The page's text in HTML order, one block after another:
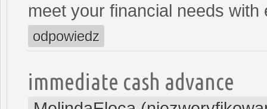
meet your financial needs with
odpowiedz
immediate cash advance